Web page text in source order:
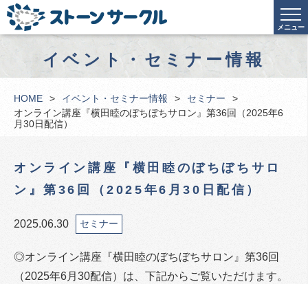
メニュー
イベント・セミナー情報
HOME イベント・セミナー情報
セミナー
オンライン講座『横田睦のぼちぼちサロン』第36回（2025年6
月30日配信）
オンライン講座『横田睦のぼちぼちサロ
ン』第36回（2025年6月30日配信）
2025.06.30 セミナー
◎オンライン講座『横田睦のぼちぼちサロン』第36回
（2025年6月30配信）は、下記からご覧いただけます。